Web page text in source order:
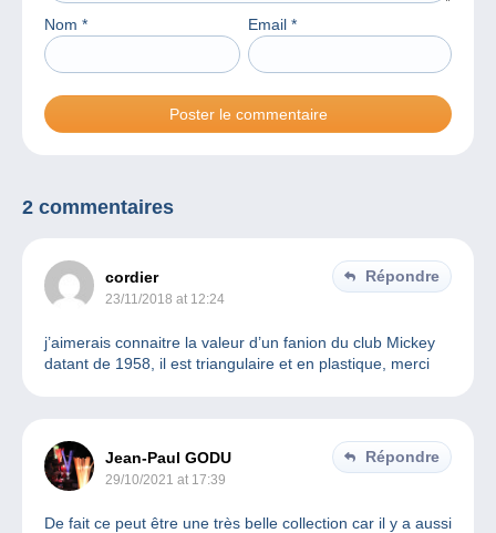
Nom * Email *
2 commentaires
cordier
23/11/2018 at 12:24
Répondre
j’aimerais connaitre la valeur d’un fanion du club Mickey
datant de 1958, il est triangulaire et en plastique, merci
Jean-Paul GODU
29/10/2021 at 17:39
Répondre
De fait ce peut être une très belle collection car il y a aussi